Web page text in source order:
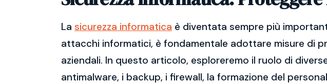
La sicurezza informatica è diventata sempre più
attacchi informatici, è fondamentale adottare misure di
aziendali. In questo articolo, esploreremo il ruolo di
antimalware, i backup, i firewall, la formazione del